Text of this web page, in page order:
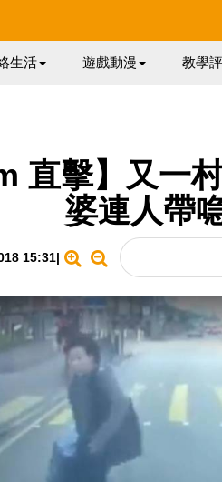
生活 遊戲動漫 教學
直擊】又一
婆連人帶
15:31|